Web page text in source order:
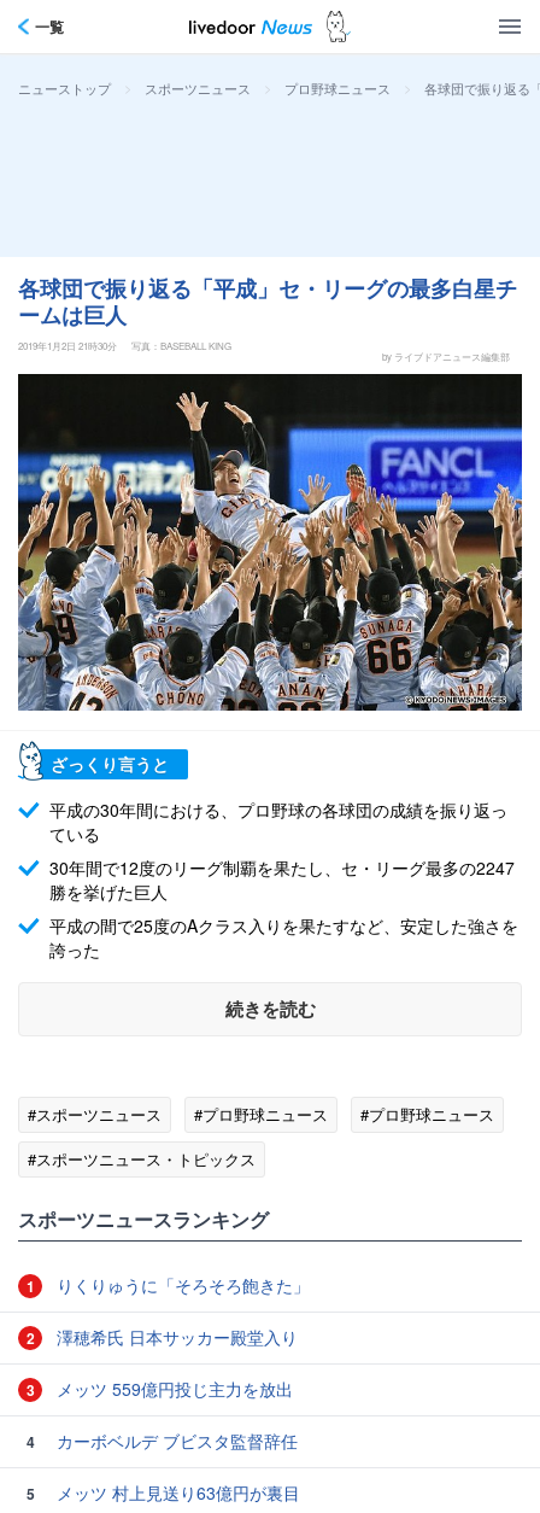
一覧
ニューストップ > スポーツニュース > プロ野球ニュース > 各球団で振り返る
各球団で振り返る「平成」セ・リーグの最多白星チ
ームは巨人
2019年1月2日 21時30分
写真：BASEBALL KING
by ライブドアニュース編集部
ざっくり言うと
平成の30年間における、プロ野球の各球団の成績を振り返っ
ている
30年間で12度のリーグ制覇を果たし、セ・リーグ最多の2247
勝を挙げた巨人
平成の間で25度のAクラス入りを果たすなど、安定した強さを
誇った
続きを読む
#スポーツニュース #プロ野球ニュース
#プロ野球ニュース
#スポーツニュース・トピックス
スポーツニュースランキング
1 りくりゅうに「そろそろ飽きた」
2 澤穂希氏 日本サッカー殿堂入り
3 メッツ 559億円投じ主力を放出
4 カーボベルデ ブビスタ監督辞任
5
メッツ 村上見送り63億円が裏目